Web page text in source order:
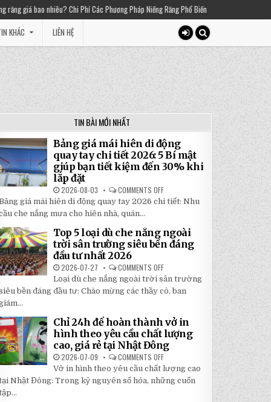
Các Phương Pháp Niềng Răng Phổ Biến 2025-03-01
Thiền chuông là gì?
KHÁC LIÊN HỆ
TIN BÀI MỚI NHẤT
Bảng giá mái hiên di động
quay tay chi tiết 2026: 5 Bí mật
giúp bạn tiết kiệm đến 30% khi
lắp đặt
2026-08-03 COMMENTS OFF
BẢNG
GIÁ
ĐỘNG
QUAY
TAY
5
BÍ
MẬT
KIỆM
ĐẾN
30%
KHI
LẮP
giá mái hiên di động quay tay 2026 chi tiết: Nhu
che nắng mưa cho hiên nhà, quán...
Top 5 loại dù che nắng ngoài
trời sân trường siêu bền đáng
đầu tư nhất 2026
2026-07-27 COMMENTS OFF
TOP
5
LOẠI
DÙ
NGOÀI
TRỜI
SÂN
TRƯỜNG
SIÊU
BỀN
ĐẦU
NHẤT
Loại dù che nắng ngoài trời sân trường
bền đáng đầu tư: Chào mừng các thầy cô, ban
Chỉ 24h để hoàn thành vở in
hình theo yêu cầu chất lượng
cao, giá rẻ tại Nhật Đông
2026-07-09 COMMENTS OFF
CHỈ
24H
ĐỂ
HOÀN
Vở in hình theo yêu cầu chất lượng cao
Nhật Đông: Trong kỷ nguyên số hóa, những cuốn